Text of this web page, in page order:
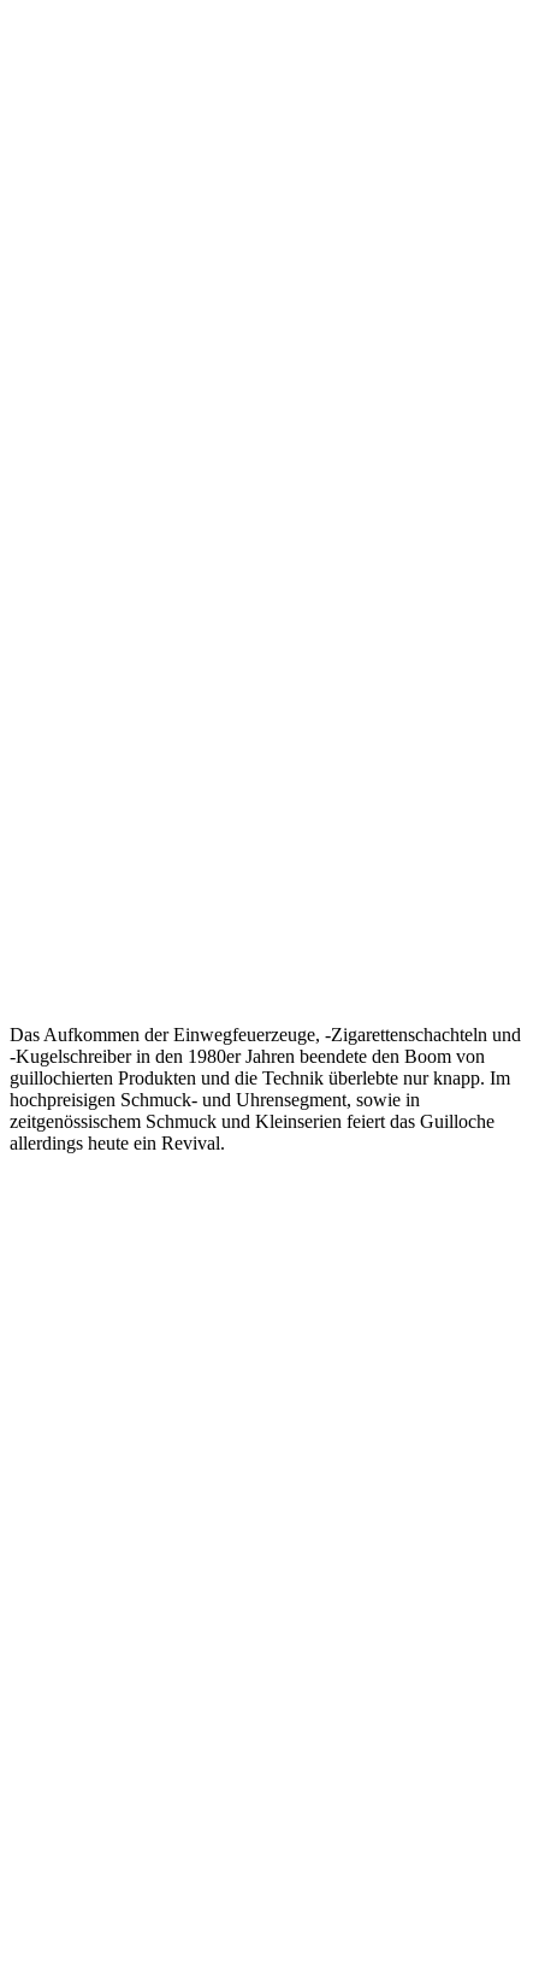
Das Aufkommen der Einwegfeuerzeuge, -Zigarettenschachteln und
-Kugelschreiber in den 1980er Jahren beendete den Boom von
guillochierten Produkten und die Technik überlebte nur knapp. Im
hochpreisigen Schmuck- und Uhrensegment, sowie in
zeitgenössischem Schmuck und Kleinserien feiert das Guilloche
allerdings heute ein Revival.